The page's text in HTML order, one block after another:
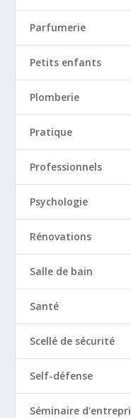
Parfumerie
Petits enfants
Plomberie
Pratique
Professionnels
Psychologie
Rénovations
Salle de bain
Santé
Scellé de sécurité
Self-défense
Séminaire